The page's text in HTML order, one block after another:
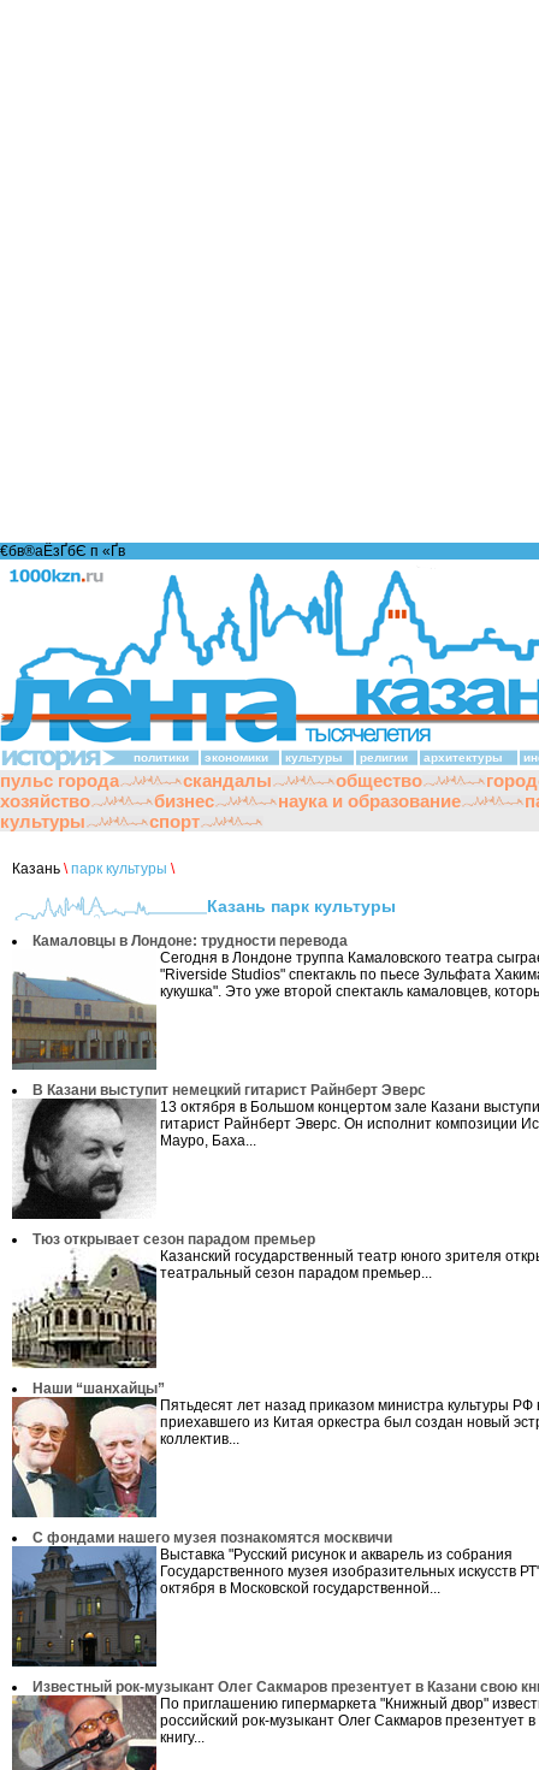
€бв®аЁзҐбЄ п «Ґ­в
политики экономики культуры религии архитектуры
пульс города скандалы общество
хозяйство
бизнес наука и образование
культуры
спорт
Казань \ парк культуры \
Казань парк культуры
Камаловцы в Лондоне: трудности перевода
Сегодня в Лондоне труппа Камаловского театра
"Riverside Studios" спектакль по пьесе Зульфата
кукушка". Это уже второй спектакль камаловцев,
В Казани выступит немецкий гитарист Райнберт Эверс
13 октября в Большом концертом зале Казани
гитарист Райнберт Эверс. Он исполнит композиции
Мауро, Баха...
Тюз открывает сезон парадом премьер
Казанский государственный театр юного зрителя
театральный сезон парадом премьер...
Наши “шанхайцы”
Пятьдесят лет назад приказом министра культуры РФ
приехавшего из Китая оркестра был создан новый
коллектив...
С фондами нашего музея познакомятся москвичи
Выставка "Русский рисунок и акварель из собрания
Государственного музея изобразительных искусств
октября в Московской государственной...
Известный рок-музыкант Олег Сакмаров презентует в Казани свою
По приглашению гипермаркета "Книжный двор"
российский рок-музыкант Олег Сакмаров презентует
книгу...